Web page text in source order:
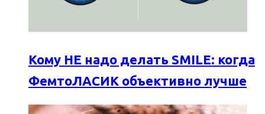
Кому НЕ надо делать SMILE: когда
ФемтоЛАСИК объективно лучше